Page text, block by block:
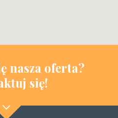
nasza oferta?
się!